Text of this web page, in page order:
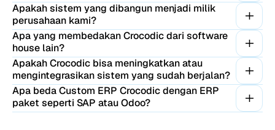
Apakah sistem yang dibangun menjadi milik
perusahaan kami?
Apa yang membedakan Crocodic dari software
house lain?
Apakah Crocodic bisa meningkatkan atau
mengintegrasikan sistem yang sudah berjalan?
Apa beda Custom ERP Crocodic dengan ERP
paket seperti SAP atau Odoo?